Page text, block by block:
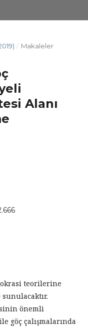
/ Makaleler
Alanı
teorilerine
önemli
göç çalışmalarında